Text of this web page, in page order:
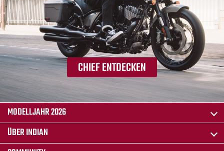
CHIEF ENTDECKEN
MODELLJAHR 2026
ÜBER INDIAN